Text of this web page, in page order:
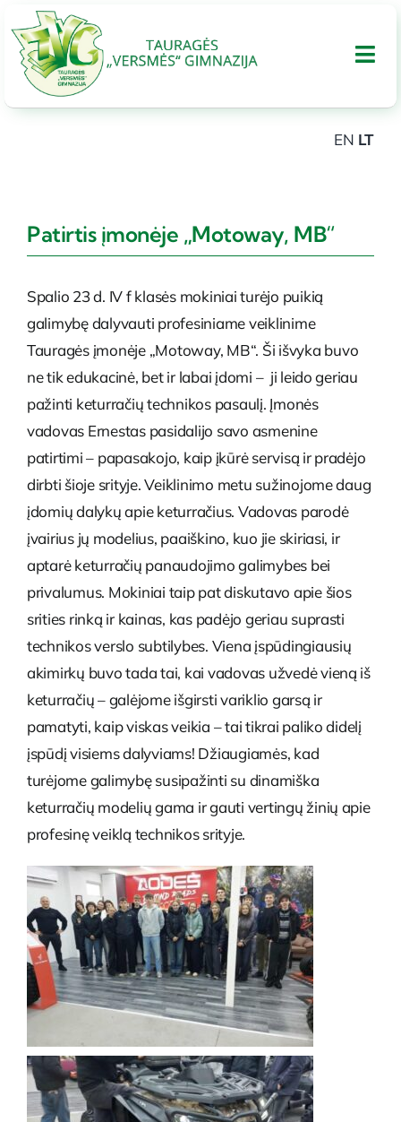
to
content
Administracinė informacija
PARAMA
EN LT
Patirtis įmonėje „Motoway, MB“
Spalio 23 d. IV f klasės mokiniai turėjo puikią
galimybę dalyvauti profesiniame veiklinime
Tauragės įmonėje „Motoway, MB“. Ši išvyka buvo
ne tik edukacinė, bet ir labai įdomi – ji leido geriau
pažinti keturračių technikos pasaulį. Įmonės
vadovas Ernestas pasidalijo savo asmenine
patirtimi – papasakojo, kaip įkūrė servisą ir pradėjo
dirbti šioje srityje. Veiklinimo metu sužinojome daug
įdomių dalykų apie keturračius. Vadovas parodė
įvairius jų modelius, paaiškino, kuo jie skiriasi, ir
aptarė keturračių panaudojimo galimybes bei
privalumus. Mokiniai taip pat diskutavo apie šios
srities rinką ir kainas, kas padėjo geriau suprasti
technikos verslo subtilybes. Viena įspūdingiausių
akimirkų buvo tada tai, kai vadovas užvedė vieną iš
keturračių – galėjome išgirsti variklio garsą ir
pamatyti, kaip viskas veikia – tai tikrai paliko didelį
įspūdį visiems dalyviams! Džiaugiamės, kad
turėjome galimybę susipažinti su dinamiška
keturračių modelių gama ir gauti vertingų žinių apie
profesinę veiklą technikos srityje.